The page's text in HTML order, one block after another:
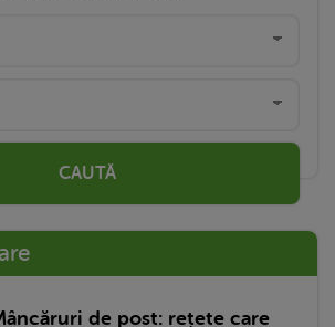
CAUTĂ
de post: rețete care